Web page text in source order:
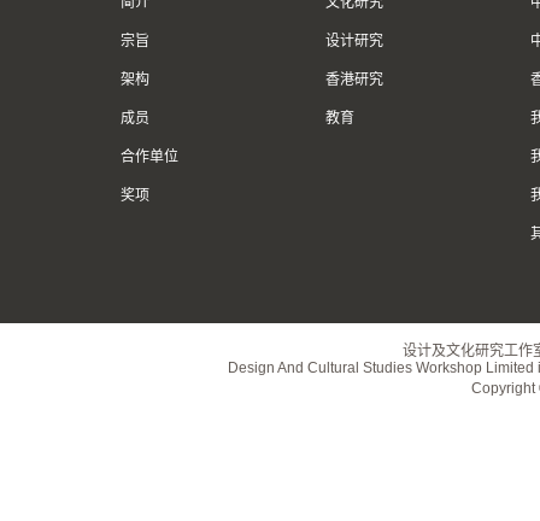
宗旨
架构
成员
合作单位
奖项
设计研究
香港研究
教育
设计及文化研究工作
Design And Cultural Studies Workshop
Copyright